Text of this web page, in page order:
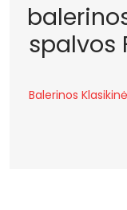
spalvos
Balerinos